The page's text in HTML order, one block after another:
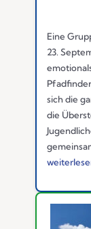
Eine
23.
sich die
die